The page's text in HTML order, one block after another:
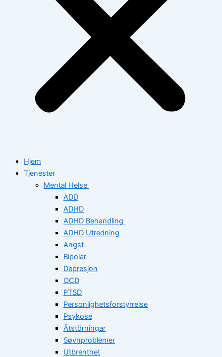
Hjem
Tjenester
Mental Helse
ADD
ADHD
ADHD Behandling
ADHD Utredning
Angst
Bipolar
Depresjon
OCD
PTSD
Personlighetsforstyrrelse
Psykose
Ätstörningar
Søvnproblemer
Utbrenthet